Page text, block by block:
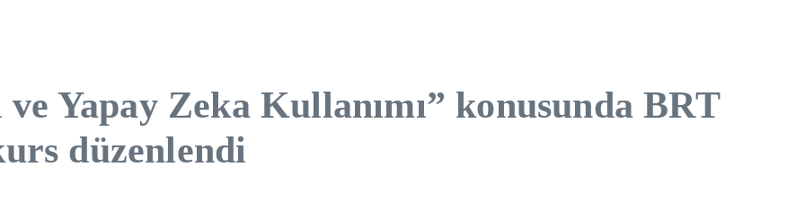
Yapay Zeka Kullanımı” konusunda BRT
düzenlendi